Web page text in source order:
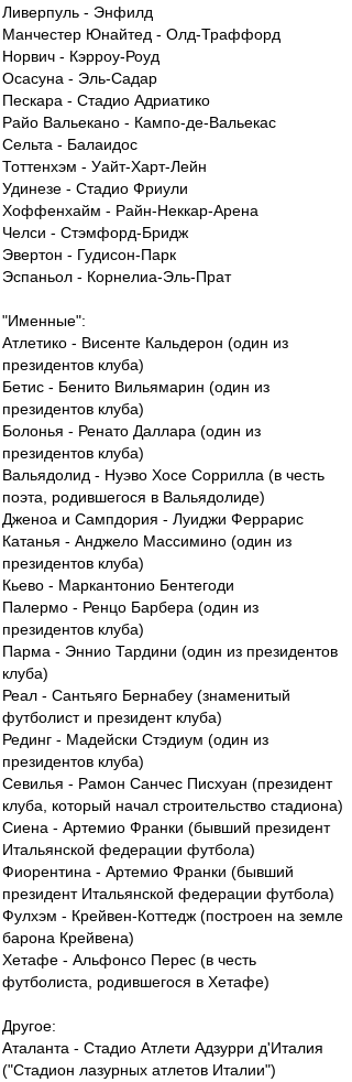
Ливерпуль - Энфилд
Манчестер Юнайтед - Олд-Траффорд
Норвич - Кэрроу-Роуд
Осасуна - Эль-Садар
Пескара - Стадио Адриатико
Райо Вальекано - Кампо-де-Вальекас
Сельта - Балаидос
Тоттенхэм - Уайт-Харт-Лейн
Удинезе - Стадио Фриули
Хоффенхайм - Райн-Неккар-Арена
Челси - Стэмфорд-Бридж
Эвертон - Гудисон-Парк
Эспаньол - Корнелиа-Эль-Прат
"Именные":
Атлетико - Висенте Кальдерон (один из
президентов клуба)
Бетис - Бенито Вильямарин (один из
президентов клуба)
Болонья - Ренато Даллара (один из
президентов клуба)
Вальядолид - Нуэво Хосе Соррилла (в честь
поэта, родившегося в Вальядолиде)
Дженоа и Сампдория - Луиджи Феррарис
Катанья - Анджело Массимино (один из
президентов клуба)
Кьево - Маркантонио Бентегоди
Палермо - Ренцо Барбера (один из
президентов клуба)
Парма - Эннио Тардини (один из президентов
клуба)
Реал - Сантьяго Бернабеу (знаменитый
футболист и президент клуба)
Рединг - Мадейски Стэдиум (один из
президентов клуба)
Севилья - Рамон Санчес Писхуан (президент
клуба, который начал строительство стадиона)
Сиена - Артемио Франки (бывший президент
Итальянской федерации футбола)
Фиорентина - Артемио Франки (бывший
президент Итальянской федерации футбола)
Фулхэм - Крейвен-Коттедж (построен на земле
барона Крейвена)
Хетафе - Альфонсо Перес (в честь
футболиста, родившегося в Хетафе)
Другое:
Аталанта - Стадио Атлети Адзурри д'Италия
("Стадион лазурных атлетов Италии")